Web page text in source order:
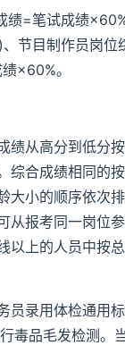
绩=笔试成绩
节目制作员岗位
×60%。
绩从高分到低分
综合成绩相同的
大小的顺序依次
从报考同一岗位
以上的人员中按
员录用体检通用
毒品毛发检测。